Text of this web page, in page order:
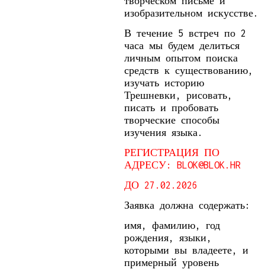
изобразительном искусстве.
В течение 5 встреч по 2
часа мы будем делиться
личным опытом поиска
средств к существованию,
изучать историю
Трешневки, рисовать,
писать и пробовать
творческие способы
изучения языка.
РЕГИСТРАЦИЯ ПО
АДРЕСУ: BLOK@BLOK.HR
ДО 27.02.2026
Заявка должна содержать:
имя, фамилию, год
рождения, языки,
которыми вы владеете, и
примерный уровень